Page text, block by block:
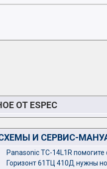
ОТ ESPEC
И СЕРВИС-
Panasonic TC-14L1R помогите
Горизонт 61ТЦ 410Д нужны